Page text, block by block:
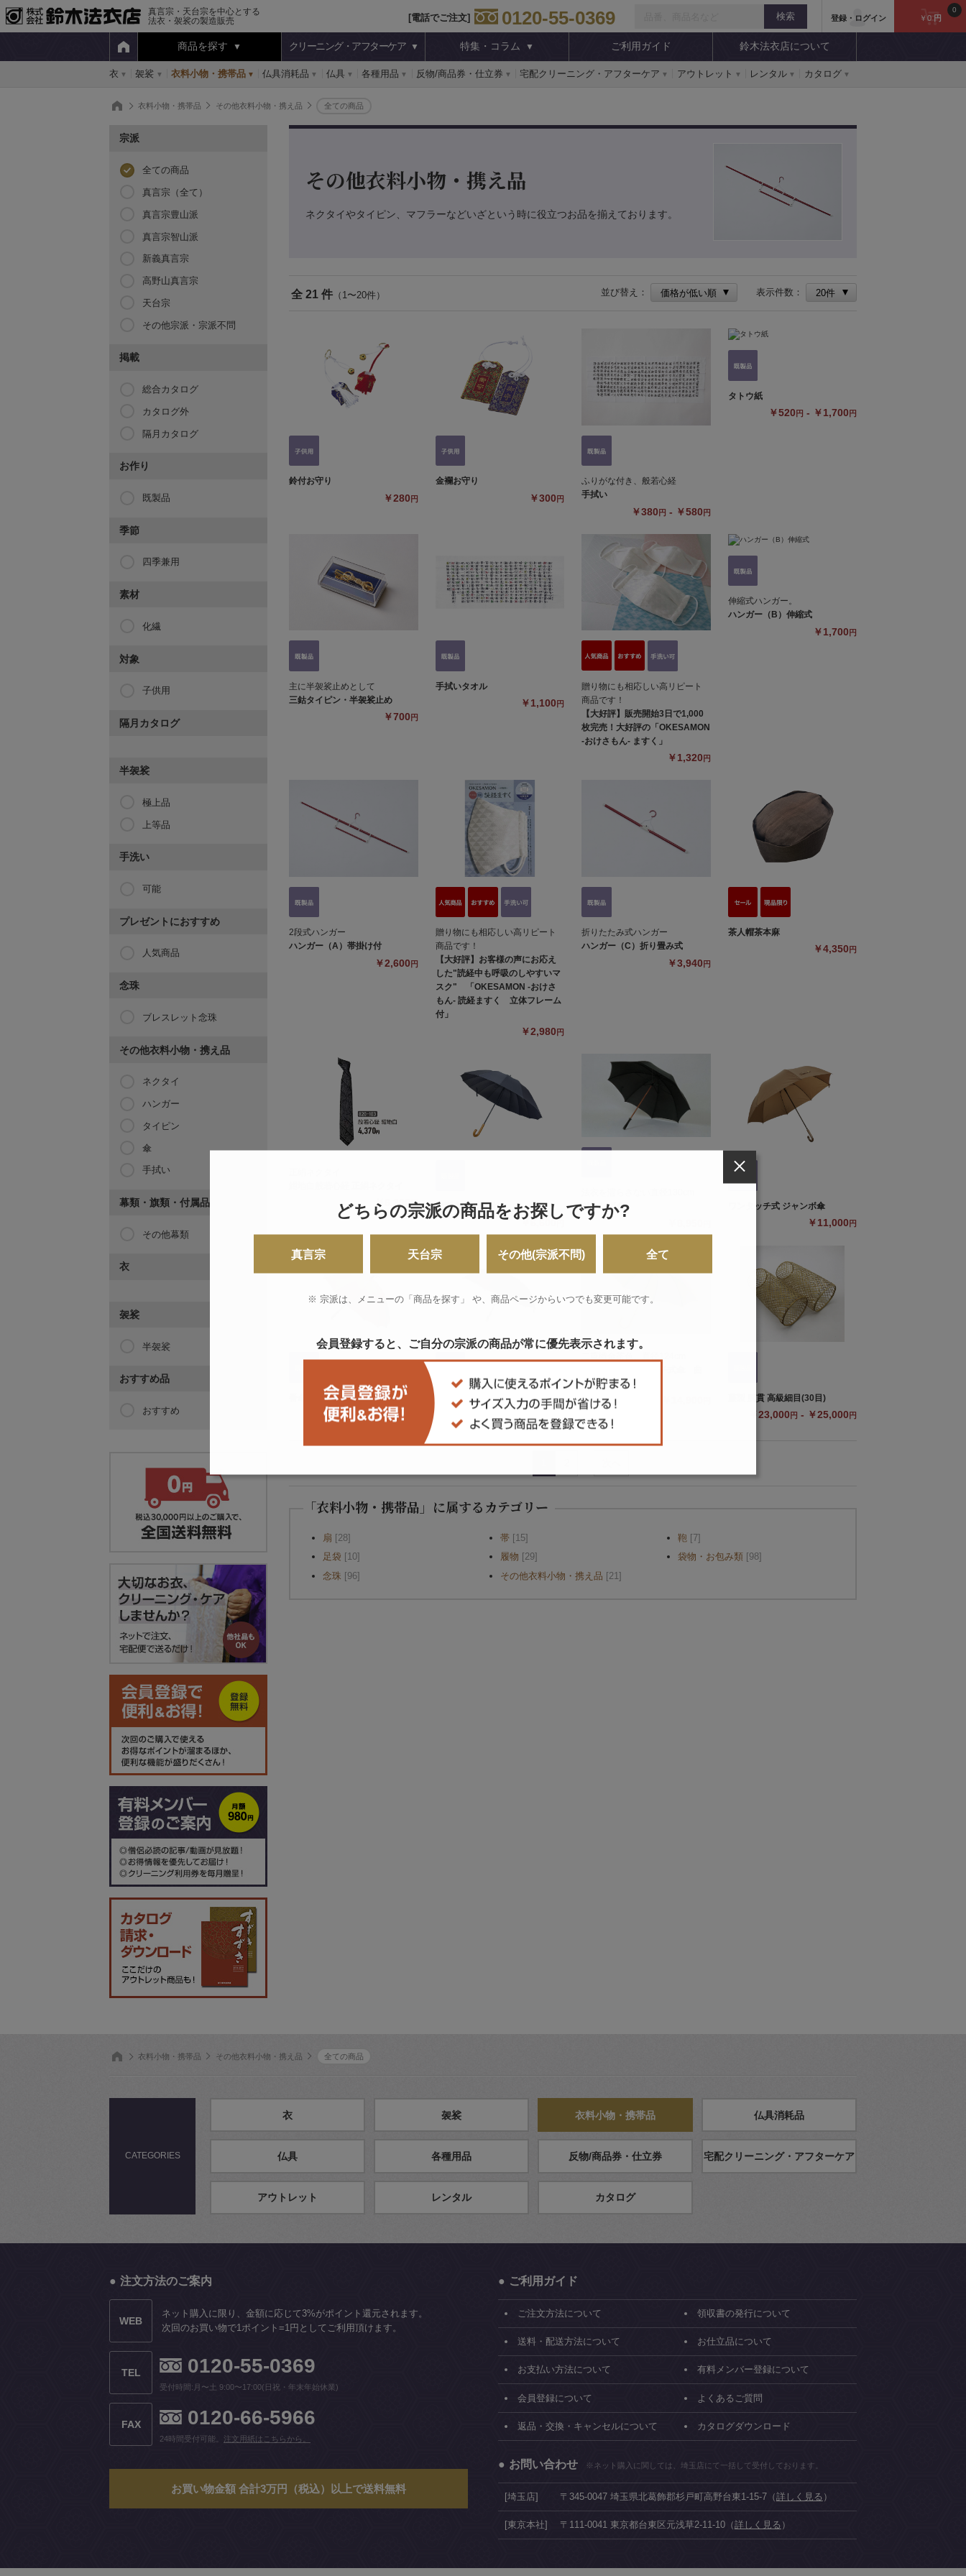
真言宗・天台宗を中心とする
法衣・袈裟の製造販売
登録・ログイン ￥0円
0
[電話でご注文] 0120-55-0369
商品を探す クリーニング・アフターケア 特集・コラム ご利用ガイド 鈴木法衣店について
衣 袈裟 衣料小物・携帯品 仏具消耗品 仏具 各種用品 反物/商品券・仕立券 宅配クリーニング・アフターケア アウトレット レンタル カタログ
衣料小物・携帯品 その他衣料小物・携え品 全ての商品
その他衣料小物・携え品
ネクタイやタイピン、マフラーなどいざという時に役立つお品を揃えております。
全 21 件 （1〜20件） 並び替え： 表示件数：
鈴付お守り
￥280 円
金襴お守り
￥300 円
ふりがな付き、般若心経
手拭い
￥380 円 - ￥580 円
タトウ紙
￥520 円 - ￥1,700 円
主に半袈裟止めとして
三鈷タイピン・半袈裟止め
￥700 円
手拭いタオル
￥1,100 円
贈り物にも相応しい高リピート
商品です！
【大好評】販売開始3日で1,000
枚完売！大好評の「OKESAMON
-おけさもん- ますく」
￥1,320 円
伸縮式ハンガー。
ハンガー（B）伸縮式
￥1,700 円
2段式ハンガー
ハンガー（A）帯掛け付
￥2,600 円
贈り物にも相応しい高リピート
商品です！
【大好評】お客様の声にお応え
した"読経中も呼吸のしやすいマ
スク" 「OKESAMON -おけさ
もん- 読経ますく 立体フレーム
付」
￥2,980 円
折りたたみ式ハンガー
ハンガー（C）折り畳み式
￥3,940 円
茶人帽茶本麻
￥4,350 円
￥6,300円 大型傘（紙箱付）
￥6,600
ジャンボ傘
ワンタッチ式 ジャンボ傘
￥11,000 円
番傘型 ジャンボ傘
￥11,000
ワンタッチ式超撥水 ジャンボ傘
り手元
藤製 腕貫 高級細目(30目)
￥23,000 円 - ￥25,000 円
「衣料小物・携帯品」に属するカテゴリー
扇 [28] 帯 [15] 鞄 [7]
足袋 [10] 履物 [29] 袋物・お包み類 [98]
念珠 [96] その他衣料小物・携え品 [21]
宗派
全ての商品
真言宗（全て）
真言宗豊山派
真言宗智山派
新義真言宗
高野山真言宗
天台宗
その他宗派・宗派不問
掲載
総合カタログ
カタログ外
隔月カタログ
お作り
既製品
季節
四季兼用
素材
化繊
対象
子供用
隔月カタログ
半袈裟
極上品
上等品
手洗い
可能
プレゼントにおすすめ
人気商品
念珠
ブレスレット念珠
その他衣料小物・携え品
ネクタイ
ハンガー
タイピン
傘
手拭い
幕類・旗類・付属品
その他幕類
衣
袈裟
半袈裟
おすすめ品
おすすめ
衣料小物・携帯品 その他衣料小物・携え品 全ての商品
CATEGORIES
衣 袈裟 衣料小物・携帯品 仏具消耗品
仏具 各種用品 反物/商品券・仕立券 宅配クリーニング・アフターケア
アウトレット レンタル カタログ
注文方法のご案内
WEB
ネット購入に限り、金額に応じて3%がポイント還元されます。
次回のお買い物で1ポイント=1円としてご利用頂けます。
TEL 0120-55-0369
受付時間:月〜土 9:00〜17:00(日祝・年末年始休業)
FAX 0120-66-5966
24時間受付可能。 注文用紙はこちらから。
お買い物金額 合計3万円（税込）以上で送料無料
ご利用ガイド
ご注文方法について
送料・配送方法について
お支払い方法について
会員登録について
返品・交換・キャンセルについて
領収書の発行について
お仕立品について
有料メンバー登録について
よくあるご質問
カタログダウンロード
お問い合わせ ※ネット購入に関しては、埼玉店にて一括して受付しております。
[埼玉店] 〒345-0047 埼玉県北葛飾郡杉戸町高野台東1-15-7（詳しく見る ）
[東京本社] 〒111-0041 東京都台東区元浅草2-11-10（詳しく見る ）
どちらの宗派の商品をお探しですか?
真言宗 天台宗 その他(宗派不問) 全て
※ 宗派は、メニューの「商品を探す」 や、 商品ページからいつでも変更可能です。
会員登録すると、ご自分の宗派の商品が常に優先表示されます。